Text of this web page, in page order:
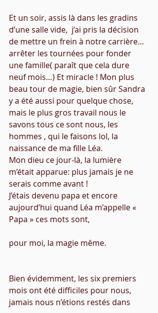
Et un soir, assis là dans les gradins
d’une salle vide,  j’ai pris la décision
de mettre un frein à notre carrière…
arrêter les tournées pour fonder
une famille( paraît que cela dure
neuf mois…) Et miracle ! Mon plus
beau tour de magie, bien sûr Sandra
y a été aussi pour quelque chose,
mais le plus gros travail nous le
savons tous ce sont nous, les
hommes , qui le faisons lol, la
naissance de ma fille Léa.
Mon dieu ce jour-là, la lumière
m’était apparue: plus jamais je ne
serais comme avant !
J’étais devenu papa et encore
aujourd’hui quand Léa m’appelle «
Papa » ces mots sont,
pour moi, la magie même.
Bien évidemment, les six premiers
mois ont été difficiles pour nous,
jamais nous n’étions restés dans